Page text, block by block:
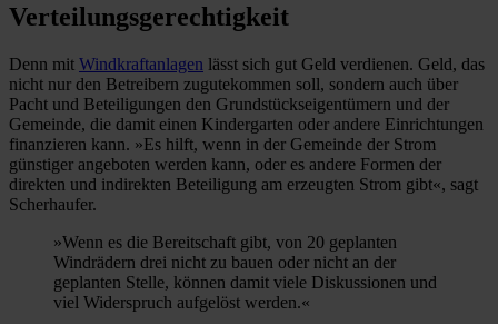
Verteilungsgerechtigkeit
Denn mit Windkraftanlagen lässt sich gut Geld verdienen. Geld, das
nicht nur den Betreibern zugutekommen soll, sondern auch über
Pacht und Beteiligungen den Grundstückseigentümern und der
Gemeinde, die damit einen Kindergarten oder andere Einrichtungen
finanzieren kann. »Es hilft, wenn in der Gemeinde der Strom
günstiger angeboten werden kann, oder es andere Formen der
direkten und indirekten Beteiligung am erzeugten Strom gibt«, sagt
Scherhaufer.
»Wenn es die Bereitschaft gibt, von 20 geplanten
Windrädern drei nicht zu bauen oder nicht an der
geplanten Stelle, können damit viele Diskussionen und
viel Widerspruch aufgelöst werden.«